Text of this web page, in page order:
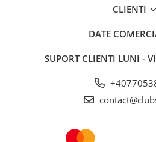
CLIENTI
DATE
SUPORT CLIENTI LUNI -